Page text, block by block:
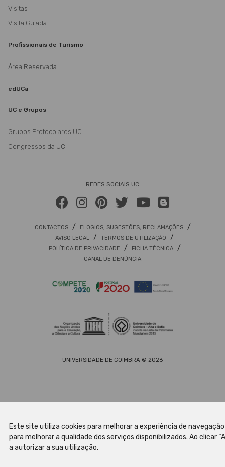
Visitas
Visita Guiada
Profissionais de Turismo
Área Reservada
edUCa
UC e Grupos
Grupos Protocolares UC
Congressos da UC
REDES SOCIAIS UC
CONTACTOS / ELOGIOS, SUGESTÕES, RECLAMAÇÕES /
AVISO LEGAL / TERMOS DE UTILIZAÇÃO /
POLÍTICA DE PRIVACIDADE / FICHA TÉCNICA /
CANAL DE DENÚNCIA
UNIVERSIDADE DE COIMBRA © 2026
Este site utiliza cookies para melhorar a experiência de
para melhorar a qualidade dos serviços disponibilizados. Ao clicar
a autorizar a sua utilização.